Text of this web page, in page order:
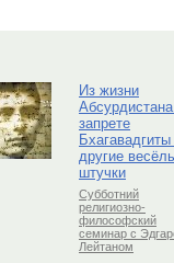
Из жизни
запрете
Бхагавадгиты
другие
штучки
Субботний
религиозно-
философский
семинар с
Лейтаном